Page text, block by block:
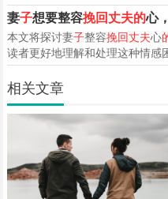
妻子想要整容挽回丈夫的心
本文将探讨妻子整容挽回丈夫心
读者更好地理解和处理这种情感
相关文章